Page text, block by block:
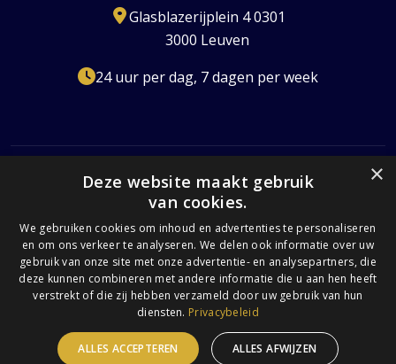
Glasblazerijplein 4 0301
3000 Leuven
24 uur per dag, 7 dagen per week
Gecertificeerd24/7 Beschikbaar
Volledig Verzekerd
© 2026 Slotenmaker 24 uur. Alle rechten voorbehouden. |
Algemene Voorwaarden
×
Deze website maakt gebruik
van cookies.
We gebruiken cookies om inhoud en advertenties te personaliseren
en om ons verkeer te analyseren. We delen ook informatie over uw
gebruik van onze site met onze advertentie- en analysepartners, die
deze kunnen combineren met andere informatie die u aan hen heeft
verstrekt of die zij hebben verzameld door uw gebruik van hun
diensten. Privacybeleid
ALLES ACCEPTEREN ALLES AFWIJZEN